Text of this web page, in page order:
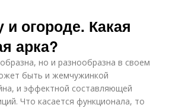
и огороде. Какая
арка?
но и разнообразна в своем
быть и жемчужинкой
и эффектной составляющей
Что касается функционала, то